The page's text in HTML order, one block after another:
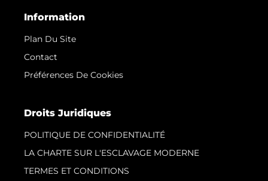
Information
Plan Du Site
Contact
Préférences De Cookies
Droits Juridiques
POLITIQUE DE CONFIDENTIALITÉ
LA CHARTE SUR L'ESCLAVAGE MODERNE
TERMES ET CONDITIONS